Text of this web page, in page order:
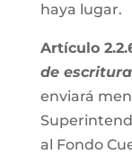
haya lugar.
Artículo
de
enviará
al Fondo